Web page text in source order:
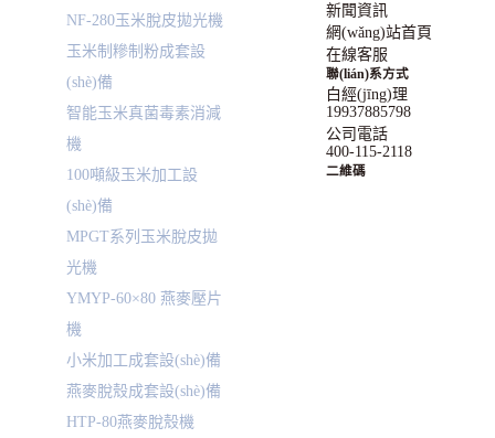
NF-280玉米脫皮拋光機
玉米制糝制粉成套設
(shè)備
智能玉米真菌毒素消減
機
100噸級玉米加工設
(shè)備
MPGT系列玉米脫皮拋
光機
YMYP-60×80 燕麥壓片
機
小米加工成套設(shè)備
燕麥脫殼成套設(shè)備
HTP-80燕麥脫殼機
新聞資訊
網(wǎng)站首頁
在線客服
聯(lián)系方式
白經(jīng)理
19937885798
公司電話
400-115-2118
二維碼